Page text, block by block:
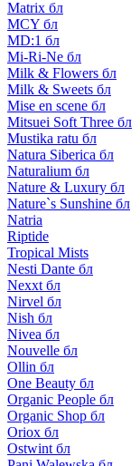
Matrix бл
MCY бл
MD:1 бл
Mi-Ri-Ne бл
Milk & Flowers бл
Milk & Sweets бл
Mise en scene бл
Mitsuei Soft Three бл
Mustika ratu бл
Natura Siberica бл
Naturalium бл
Nature & Luxury бл
Nature`s Sunshine бл
Natria
Riptide
Tropical Mists
Nesti Dante бл
Nexxt бл
Nirvel бл
Nish бл
Nivea бл
Nouvelle бл
Ollin бл
One Beauty бл
Organic People бл
Organic Shop бл
Oriox бл
Ostwint бл